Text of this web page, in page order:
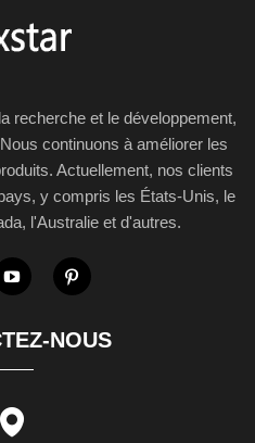
recherche et le développement,
continuons à améliorer les
Actuellement, nos clients
y compris les États-Unis, le
l'Australie et d'autres.
NOUS